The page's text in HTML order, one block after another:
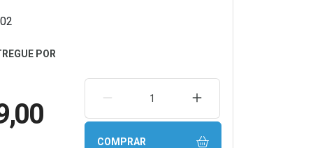
REMOVER UMA UNIDADEAUMENTAR UMA
COMPRAR